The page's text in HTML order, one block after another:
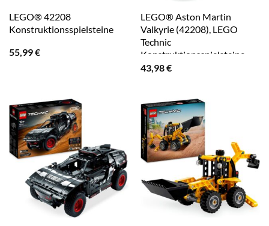
LEGO® 42208
Konstruktionsspielsteine
55,99€
LEGO® Aston Martin
Valkyrie (42208), LEGO
Technic
Konstruktionsspielsteine,
(707 St), Made in Europe
43,98€